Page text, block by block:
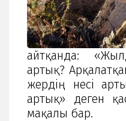
айтқанда:
артық?
жердің несі
артық» деген
мақалы бар.